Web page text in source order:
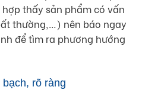
thấy sản phẩm có vấn
thường,…) nên báo ngay
để tìm ra phương hướng
rõ ràng